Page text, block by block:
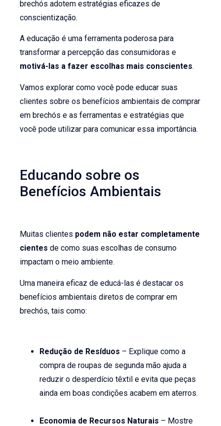
brechós adotem estratégias eficazes de
conscientização.
A educação é uma ferramenta poderosa para
transformar a percepção das consumidoras e
motivá-las a fazer escolhas mais conscientes.
Vamos explorar como você pode educar suas
clientes sobre os benefícios ambientais de comprar
em brechós e as ferramentas e estratégias que
você pode utilizar para comunicar essa importância.
Educando sobre os
Benefícios Ambientais
Muitas clientes podem não estar completamente
cientes de como suas escolhas de consumo
impactam o meio ambiente.
Uma maneira eficaz de educá-las é destacar os
benefícios ambientais diretos de comprar em
brechós, tais como:
Redução de Resíduos – Explique como a
compra de roupas de segunda mão ajuda a
reduzir o desperdício têxtil e evita que peças
ainda em boas condições acabem em aterros.
Economia de Recursos Naturais – Mostre